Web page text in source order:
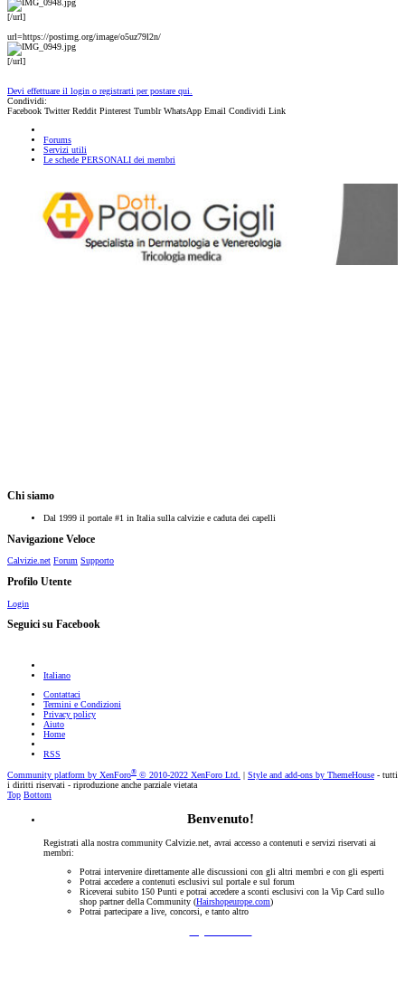
[/url]
url=https://postimg.org/image/o5uz79l2n/
[/url]
Devi effettuare il login o registrarti per postare qui.
Condividi:
Facebook Twitter Reddit Pinterest Tumblr WhatsApp Email Condividi Link
Forums
Servizi utili
Le schede PERSONALI dei membri
Chi siamo
Dal 1999 il portale #1 in Italia sulla calvizie e caduta dei capelli
Navigazione Veloce
Calvizie.net Forum Supporto
Profilo Utente
Login
Seguici su Facebook
Italiano
Contattaci
Termini e Condizioni
Privacy policy
Aiuto
Home
RSS
Community platform by XenForo® © 2010-2022 XenForo Ltd. Style and add-ons by ThemeHouse - tutti
i diritti riservati - riproduzione anche parziale vietata
Top Bottom
Benvenuto!
Registrati alla nostra community Calvizie.net, avrai accesso a contenuti e servizi riservati ai
membri:
Potrai intervenire direttamente alle discussioni con gli altri membri e con gli esperti
Potrai accedere a contenuti esclusivi sul portale e sul forum
Riceverai subito 150 Punti e potrai accedere a sconti esclusivi con la Vip Card sullo
shop partner della Community (Hairshopeurope.com)
Potrai partecipare a live, concorsi, e tanto altro